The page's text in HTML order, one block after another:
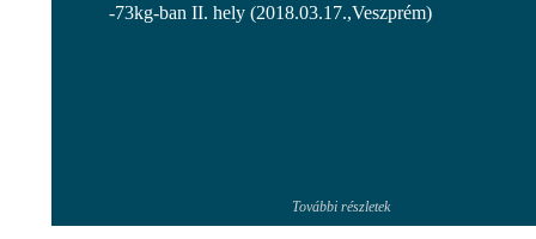
-73kg-ban II. hely (2018.03.17.,Veszprém)
További részletek